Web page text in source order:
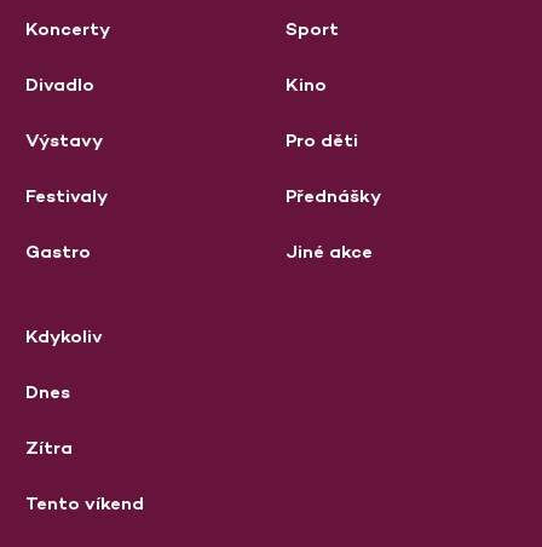
Koncerty
Divadlo
Výstavy
Festivaly
Gastro
Sport
Kino
Pro děti
Přednášky
Jiné akce
Kdykoliv
Dnes
Zítra
Tento víkend